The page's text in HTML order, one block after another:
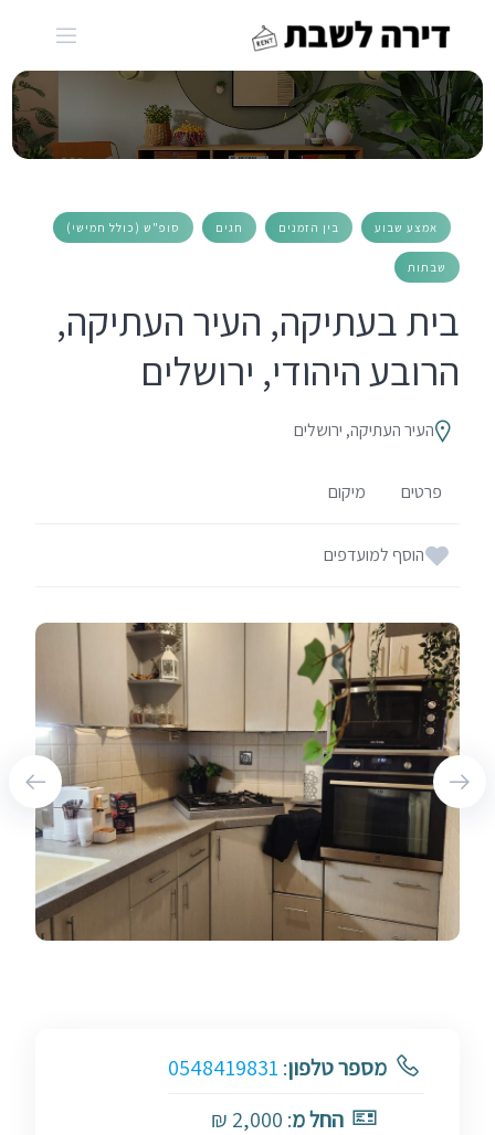
אמצע שבוע בין הזמנים חגים סופ"ש (כולל חמישי)
שבתות
בית בעתיקה, העיר העתיקה,
הרובע היהודי, ירושלים
העיר העתיקה, ירושלים
פרטים מיקום
הוסף למועדפים
מספר טלפון:
0548419831
החל מ: 2,000 ₪